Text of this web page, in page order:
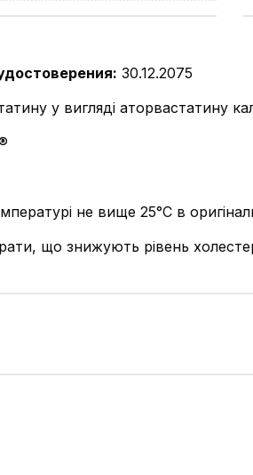
: 30.12.2075
у вигляді аторвастатину
не вище 25°С в
що знижують рівень